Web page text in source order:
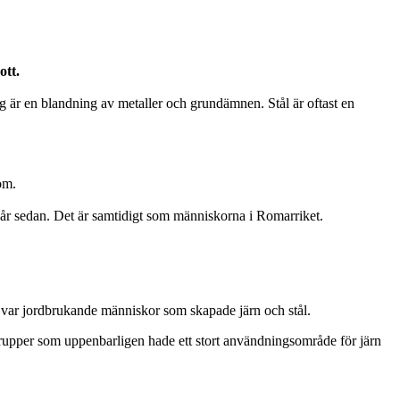
en blandning av metaller och grundämnen. Stål är oftast en
sedan. Det är samtidigt som människorna i Romarriket.
jordbrukande människor som skapade järn och stål.
som uppenbarligen hade ett stort användningsområde för järn